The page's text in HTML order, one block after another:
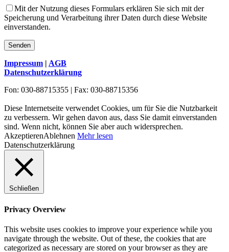
Mit der Nutzung dieses Formulars erklären Sie sich mit der
Speicherung und Verarbeitung ihrer Daten durch diese Website
einverstanden.
Impressum | AGB
Datenschutzerklärung
Fon: 030-88715355 | Fax: 030-88715356
Diese Internetseite verwendet Cookies, um für Sie die Nutzbarkeit
zu verbessern. Wir gehen davon aus, dass Sie damit einverstanden
sind. Wenn nicht, können Sie aber auch widersprechen.
AkzeptierenAblehnen Mehr lesen
Datenschutzerklärung
Schließen
Privacy Overview
This website uses cookies to improve your experience while you
navigate through the website. Out of these, the cookies that are
categorized as necessary are stored on your browser as they are